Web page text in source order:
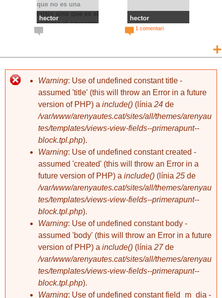
hector
CRISIS Y
SISTEMA
que no es una
crisis sino que es el
sistema el causante
de los múltiples
básico como que si
no se tratan las
raíces, si persisten
producen las
mismas
consecuencias.
¿Pero de qué
sistema hablamos?
Muchos dirían
capitalismo, pero
eso es poco útil
pues hay muchos
capitalismos. Hay
que partir de lo que
se vive como crisis
para entender que
no es una patología
del sistema sino el
resultado de este
capitalismo. Es
más, la crítica se
extiende a la
gestión política. Y
hector
neolliberalisme...
1 comentari
hector
la nova ortodoxia
liberal...
la nova ortodoxia
PAUL KRUGMAN
19/10/2008
La historia del
pensamiento
económico en el
siglo XX es algo
parecida a la del
XVI. Hasta que
John Maynard
Keynes publicó su
Teoría general de la
ocupación, el
interés y el dinero
en 1936, la ciencia
económica -al
menos en el mundo
anglosajón- estaba
completamente
dominada por la
hector
arrivat la crisi???
cagondena.... ha
arrivat la crisi???
Entendre el cata-
mega-crack de la
complicades i, la
sempre fotuda
enginyeria
financera allà,
només aacesible
per un quants... pot
si ens l'explica
Parr
Hipoteques
"subprime"
:)
40 + 25 = ¿?¿?¿?
cagondena.... ha
arrivat la crisi???
cagondena.... ha
arrivat la crisi???
Hola hola!!
Molt bé... sembla
que per fi ha arrivat
lacriside veritat.
O no? Recordo fa
2 comentaris
+
Warning: Use of undefined constant title -
assumed 'title' (this will throw an Error in a future
version of PHP) a include() (línia 24 de
/var/www/arenyautes.cat/sites/all/themes/arenyau
tes/templates/views-view-fields--primerapunt--
block.tpl.php).
Warning: Use of undefined constant created -
assumed 'created' (this will throw an Error in a
future version of PHP) a include() (línia 25 de
/var/www/arenyautes.cat/sites/all/themes/arenyau
tes/templates/views-view-fields--primerapunt--
block.tpl.php).
Warning: Use of undefined constant body -
assumed 'body' (this will throw an Error in a future
version of PHP) a include() (línia 27de
/var/www/arenyautes.cat/sites/all/themes/arenyau
tes/templates/views-view-fields--primerapunt--
block.tpl.php).
Warning: Use of undefined constant field_m_dia -